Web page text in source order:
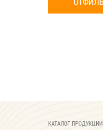
КАТАЛОГ ПРОДУКЦИИ